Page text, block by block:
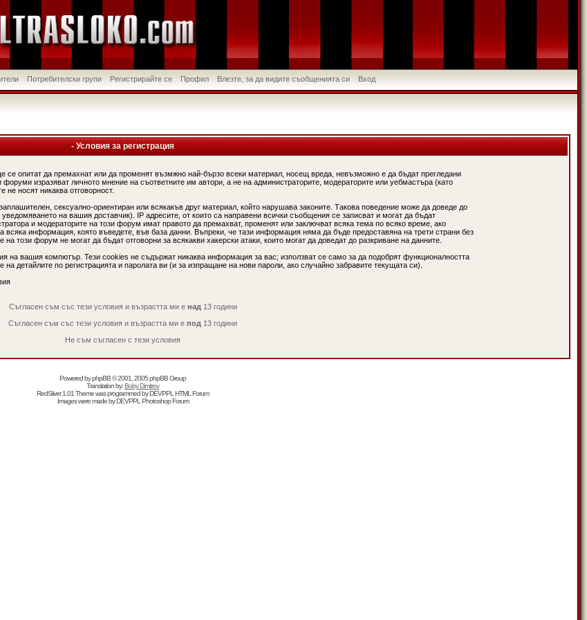
Потребителски групи Регистрирайте се Профил Влезте, за да видите съобщенията си Вход
- Условия за регистрация
се опитат да премахнат или да променят възмжно най-бързо всеки материал, носещ вреда, невъзможно е да бъдат прегледани
изразяват личното мнение на съответните им автори, а не на администраторите, модераторите или уебмастъра (като
носят никаква отговорност.
сексуално-ориентиран или всякакъв друг материал, който нарушава законите. Такова поведение може да доведе до
на вашия доставчик). IP адресите, от които са направени всички съобщения се записват и могат да бъдат
и модераторите на този форум имат правото да премахват, променят или заключват всяка тема по всяко време, ако
всяка информация, която въведете, във база данни. Въпреки, че тази информация няма да бъде предоставяна на трети страни без
този форум не могат да бъдат отговорни за всякакви хакерски атаки, които могат да доведат до разкриване на данните.
на вашия компютър. Тези cookies не съдържат никаква информация за вас; използват се само за да подобрят функционалността
детайлите по регистрацията и паролата ви (и за изпращане на нови пароли, ако случайно забравите текущата си).
Съгласен съм със тези условия и възрастта ми е над 13 години
Съгласен съм със тези условия и възрастта ми е под 13 години
Не съм съгласен с тези условия
Powered byphpBB© 2001, 2005 phpBB Group
Translation by:Boby Dimitrov
RedSilver 1.01 Theme was programmed byDEVPPL HTML Forum
Images were made byDEVPPL Photoshop Forum